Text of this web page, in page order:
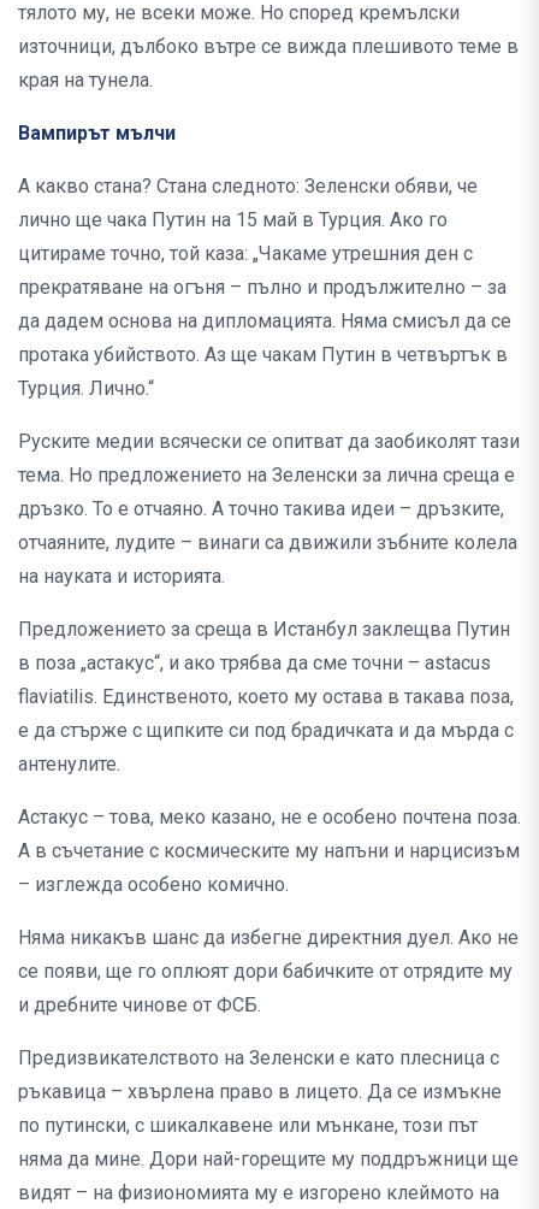
тялото му, не всеки може. Но според кремълски
източници, дълбоко вътре се вижда плешивото теме в
края на тунела.
Вампирът мълчи
А какво стана? Стана следното: Зеленски обяви, че
лично ще чака Путин на 15 май в Турция. Ако го
цитираме точно, той каза: „Чакаме утрешния ден с
прекратяване на огъня – пълно и продължително – за
да дадем основа на дипломацията. Няма смисъл да се
протака убийството. Аз ще чакам Путин в четвъртък в
Турция. Лично.“
Руските медии всячески се опитват да заобиколят тази
тема. Но предложението на Зеленски за лична среща е
дръзко. То е отчаяно. А точно такива идеи – дръзките,
отчаяните, лудите – винаги са движили зъбните колела
на науката и историята.
Предложението за среща в Истанбул заклещва Путин
в поза „астакус“, и ако трябва да сме точни – astacus
flaviatilis. Единственото, което му остава в такава поза,
е да стърже с щипките си под брадичката и да мърда с
антенулите.
Астакус – това, меко казано, не е особено почтена поза.
А в съчетание с космическите му напъни и нарцисизъм
– изглежда особено комично.
Няма никакъв шанс да избегне директния дуел. Ако не
се появи, ще го оплюят дори бабичките от отрядите му
и дребните чинове от ФСБ.
Предизвикателството на Зеленски е като плесница с
ръкавица – хвърлена право в лицето. Да се измъкне
по путински, с шикалкавене или мънкане, този път
няма да мине. Дори най-горещите му поддръжници ще
видят – на физиономията му е изгорено клеймото на